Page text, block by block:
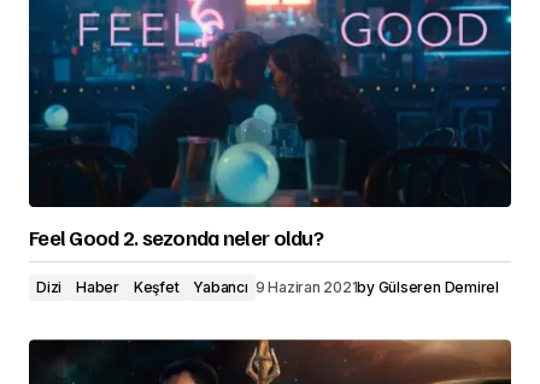
Feel Good 2. sezonda neler oldu?
Dizi Haber Keşfet Yabancı 9 Haziran 2021by Gülseren Demirel